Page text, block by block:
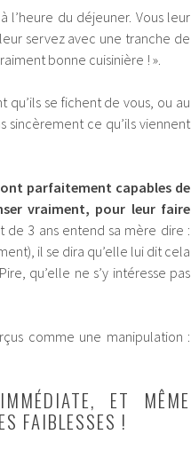
l’heure du déjeuner. Vous leur
servez avec une tranche de
bonne cuisinière ! ».
qu’ils se fichent de vous, ou au
sincèrement ce qu’ils viennent
parfaitement capables de
vraiment, pour leur faire
de 3 ans entend sa mère dire :
il se dira qu’elle lui dit cela
qu’elle ne s’y intéresse pas
comme une manipulation :
ET MÊME
FAIBLESSES !